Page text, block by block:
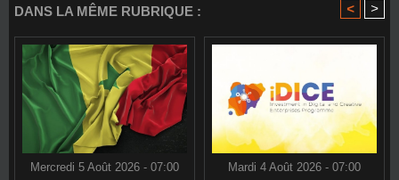
DANS LA MÊME RUBRIQUE : < >
Mercredi 5 Août 2026 - 07:00 Mardi 4 Août 2026 - 07:00